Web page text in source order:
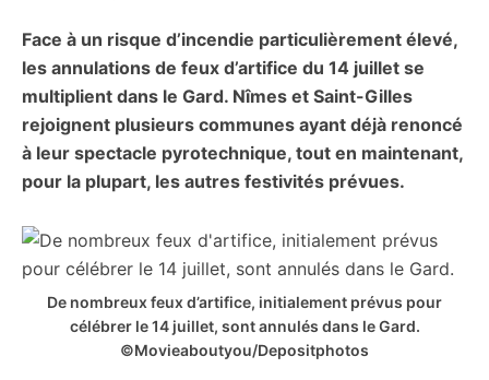
Face à un risque d’incendie particulièrement élevé,
les annulations de feux d’artifice du 14 juillet se
multiplient dans le Gard. Nîmes et Saint-Gilles
rejoignent plusieurs communes ayant déjà renoncé
à leur spectacle pyrotechnique, tout en maintenant,
pour la plupart, les autres festivités prévues.
De nombreux feux d’artifice, initialement prévus pour
célébrer le 14 juillet, sont annulés dans le Gard.
©Movieaboutyou/Depositphotos